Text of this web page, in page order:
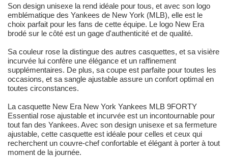
Son design unisexe la rend idéale pour tous, et avec son logo
emblématique des Yankees de New York (MLB), elle est le
choix parfait pour les fans de cette équipe. Le logo New Era
brodé sur le côté est un gage d'authenticité et de qualité.
Sa couleur rose la distingue des autres casquettes, et sa visière
incurvée lui confère une élégance et un raffinement
supplémentaires. De plus, sa coupe est parfaite pour toutes les
occasions, et sa sangle ajustable assure un confort optimal en
toutes circonstances.
La casquette New Era New York Yankees MLB 9FORTY
Essential rose ajustable et incurvée est un incontournable pour
tout fan des Yankees. Avec son design unisexe et sa fermeture
ajustable, cette casquette est idéale pour celles et ceux qui
recherchent un couvre-chef confortable et élégant à porter à tout
moment de la journée.